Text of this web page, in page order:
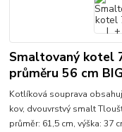
Smaltovaný kotel
průměru 56 cm
Kotlíková souprava
kov, dvouvrstvý smalt
průměr: 61,5 cm, výška: